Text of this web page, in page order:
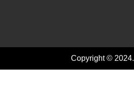
Copyright ©